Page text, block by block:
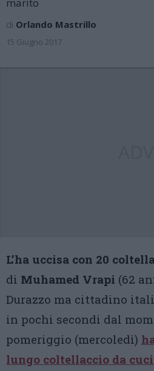
di Orlando Mastrillo
15 Giugno 2017
L’ha uccisa con 20
di Muhamed Vrapi (62
Durazzo ma cittadino
in pochi secondi dal
pomeriggio (mercoledì)
lungo coltellaccio da